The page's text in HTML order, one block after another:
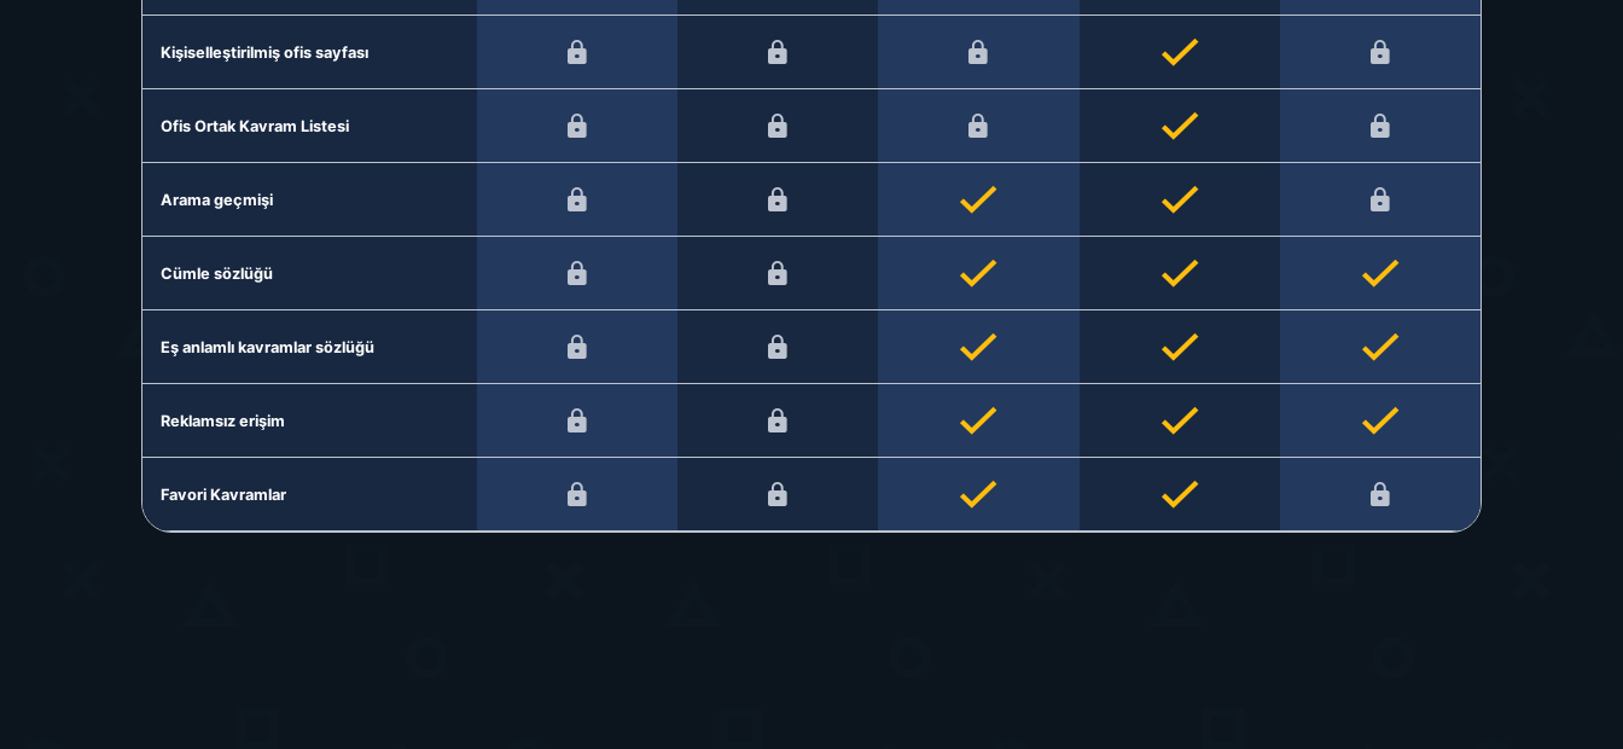
Kişiselleştirilmiş ofis sayfası
Ofis Ortak Kavram Listesi
Arama geçmişi
Cümle sözlüğü
Eş anlamlı kavramlar sözlüğü
Reklamsız erişim
Favori Kavramlar